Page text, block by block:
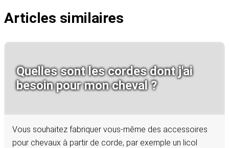
Articles similaires
Quelles sont les cordes dont j'ai
besoin pour mon cheval ?
Vous souhaitez fabriquer vous-même des accessoires
pour chevaux à partir de corde, par exemple un licol